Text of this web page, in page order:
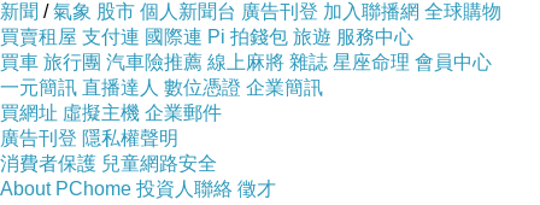
新聞 /氣象 股市 個人新聞台 廣告刊登 加入聯播網 全球購物
買賣租屋 支付連 國際連 Pi 拍錢包 旅遊 服務中心
買車 旅行團 汽車險推薦 線上麻將 雜誌 星座命理 會員中心
一元簡訊 直播達人 數位憑證 企業簡訊
買網址 虛擬主機 企業郵件
廣告刊登 隱私權聲明
消費者保護 兒童網路安全
About PChome 投資人聯絡 徵才